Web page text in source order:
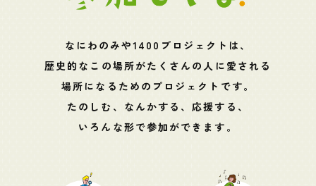
なにわのみや1400プロジェクトは、
歴史的なこの場所がたくさんの人に愛される
場所になるためのプロジェクトです。
たのしむ、なんかする、応援する、
いろんな形で参加ができます。